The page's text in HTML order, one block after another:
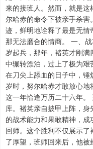
来的接班人。然而，就是
尔哈赤的命令下被亲手杀
迹，鲜明地诠释了最是无
那无法磨合的情商。 一、
岁起兵，那年，褚英才刚
中辗转漂泊，过上了极为
在刀尖上舔血的日子中，
岁时，努尔哈赤才敢放心地
这一年恰逢万历二十六年
库。褚英亲自披甲上阵，
的战术能力和果敢精神，
回师。这个胜利不仅展示
了厚望，班师回来后，他被